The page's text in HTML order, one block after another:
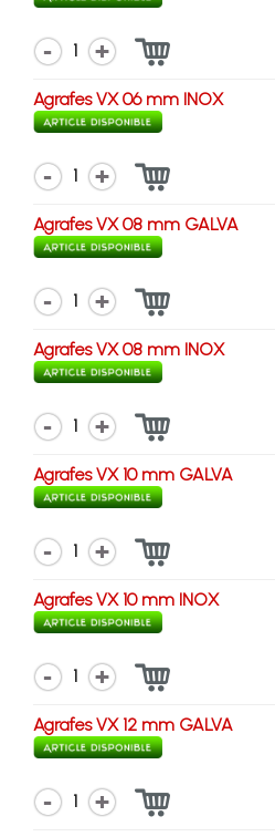
1
Agrafes VX 06 mm INOX
1
Agrafes VX 08 mm GALVA
1
Agrafes VX 08 mm INOX
1
Agrafes VX 10 mm GALVA
1
Agrafes VX 10 mm INOX
1
Agrafes VX 12 mm GALVA
1